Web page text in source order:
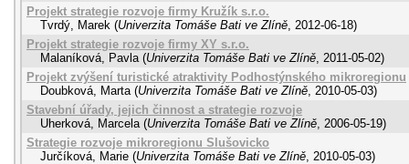
Projekt strategie rozvoje firmy Kružík s.r.o.
Tvrdý, Marek (Univerzita Tomáše Bati ve Zlíně, 2012-06-18)
Projekt strategie rozvoje firmy XY s.r.o.
Malaníková, Pavla (Univerzita Tomáše Bati ve Zlíně, 2011-05-02)
Projekt zvýšení turistické atraktivity Podhostýnského mikroregionu
Doubková, Marta (Univerzita Tomáše Bati ve Zlíně, 2010-05-03)
Stavební úřady, jejich činnost a strategie rozvoje
Uherková, Marcela (Univerzita Tomáše Bati ve Zlíně, 2006-05-19)
Strategie rozvoje mikroregionu Slušovicko
Jurčíková, Marie (Univerzita Tomáše Bati ve Zlíně, 2010-05-03)